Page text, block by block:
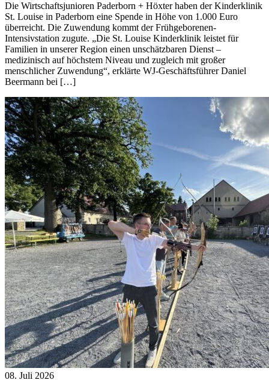
Die Wirtschaftsjunioren Paderborn + Höxter haben der Kinderklinik
St. Louise in Paderborn eine Spende in Höhe von 1.000 Euro
überreicht. Die Zuwendung kommt der Frühgeborenen-
Intensivstation zugute. „Die St. Louise Kinderklinik leistet für
Familien in unserer Region einen unschätzbaren Dienst –
medizinisch auf höchstem Niveau und zugleich mit großer
menschlicher Zuwendung“, erklärte WJ-Geschäftsführer Daniel
Beermann bei […]
08. Juli 2026